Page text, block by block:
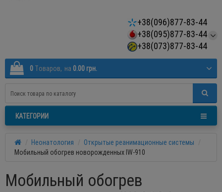
+38(096)877-83-44
+38(095)877-83-44
+38(073)877-83-44
0 Tоваров, на 0.00 грн.
КАТЕГОРИИ
Неонатология
Открытые реанимационные системы
Мобильный обогрев новорожденных IW-910
Мобильный обогрев